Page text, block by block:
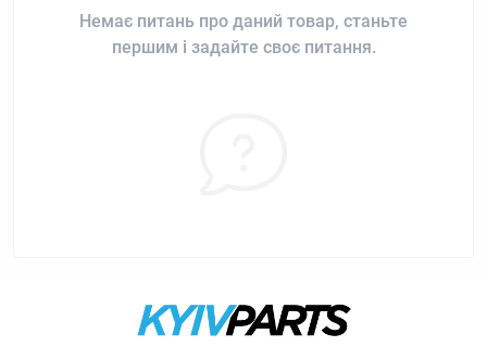
Немає питань про даний товар, станьте
першим і задайте своє питання.